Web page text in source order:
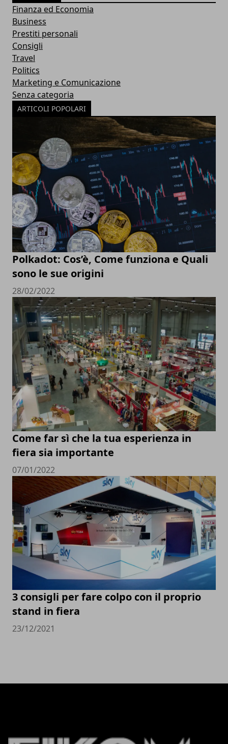
Finanza ed Economia
Business
Prestiti personali
Consigli
Travel
Politics
Marketing e Comunicazione
Senza categoria
ARTICOLI POPOLARI
Polkadot: Cos’è, Come funziona e Quali
sono le sue origini
28/02/2022
Come far sì che la tua esperienza in
fiera sia importante
07/01/2022
3 consigli per fare colpo con il proprio
stand in fiera
23/12/2021